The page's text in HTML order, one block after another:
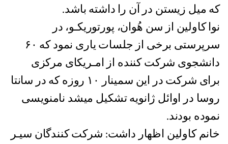
که میل زیستن در آن را داشته باشد.
نوا کاولین از سن هُوان، پورتوریکـو، در
سرپرستی برخی از جلسات یاری نمود که ۶۰
دانشجوی شرکت کننده از امـریکای مرکزی
برای شرکت در این سمینار ۱۰ روزه که در سانتا
روسا در اوائل ژانویه تشکیل میشد نامنویسی
نموده بودند.
خانم کاولین اظهار داشت: شرکت کنندگان سیـر